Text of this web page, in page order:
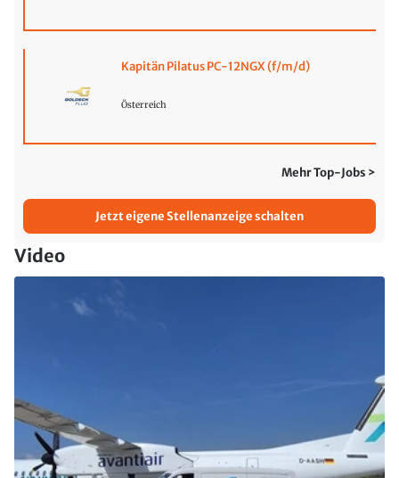
Kapitän Pilatus PC-12NGX (f/m/d)
Österreich
Mehr Top-Jobs >
Jetzt eigene Stellenanzeige schalten
Video